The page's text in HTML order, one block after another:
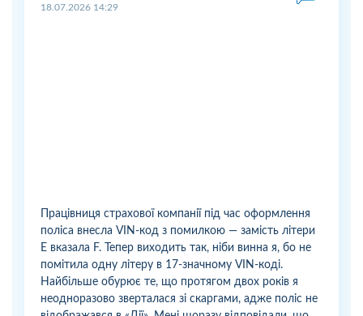
18.07.2026 14:29
Працівниця страхової компанії під час оформлення
поліса внесла VIN-код з помилкою — замість літери
E вказала F. Тепер виходить так, ніби винна я, бо не
помітила одну літеру в 17-значному VIN-коді.
Найбільше обурює те, що протягом двох років я
неодноразово зверталася зі скаргами, адже поліс не